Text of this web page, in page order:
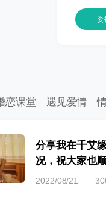
委
恋课堂 遇见爱情
分享我在千艾
况，祝大家也
2022/08/21